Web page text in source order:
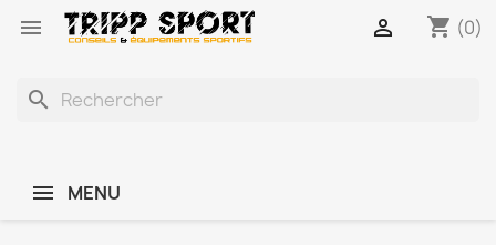
 shopping_cart (0)

search
MENU